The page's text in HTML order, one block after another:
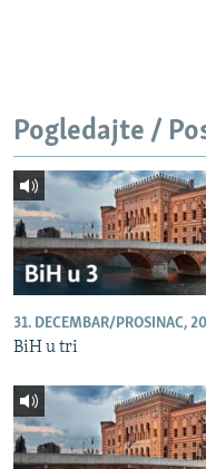
Pogledajte /
31. DECEMBAR/PROSINAC,
BiH u tri